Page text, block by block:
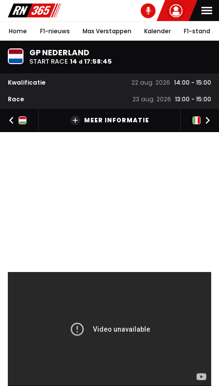
Home F1-nieuws Max Verstappen Kalender F1-stand
GP NEDERLAND
START RACE 14 d 17:58:44
Kwalificatie 22 aug. 2026 14:00 - 15:00
Race
23 aug. 2026 13:00 - 15:00
MEER INFORMATIE